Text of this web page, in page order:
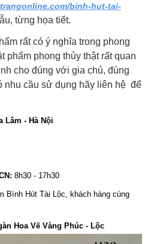
binh-hut-tai-
từng họa tiết.
rất có ý nghĩa trong phong
phẩm phong thủy thật rất quan
cho đúng với gia chủ, đúng
nhu cầu sử dụng hãy liên hệ để
Lâm - Hà Nội
8h30 - 17h30
Bình Hút Tài Lộc, khách hàng cùng
Hoa Vẽ Vàng Phúc - Lộc